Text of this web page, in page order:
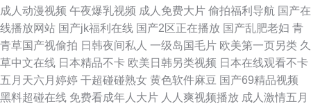
成人动漫视频 午夜爆乳视频 成人免费大片 偷拍福利导航 国产在
线播放网站 国产jk福利在线 国产2区正在播放 国产乱肥老妇 青
青草国产视偷拍 日韩夜间私人 一级岛国毛片 欧美第一页另类 久
草中文在线 日本精品不卡 欧美日韩另类视频 日本在线观看不卡
五月天六月婷婷 干超碰碰熟女 黄色软件麻豆 国产69精品视频
黑料超碰在线 免费看成年人大片 人人爽视频播放 成人激情五月